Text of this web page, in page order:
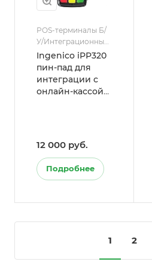
POS-терминалы Б/
У/Интеграционные
POS-терминалы с
ККТ
Ingenico iPP320
пин-пад для
интеграции с
онлайн-кассой
12 000 руб.
Подробнее
1 2